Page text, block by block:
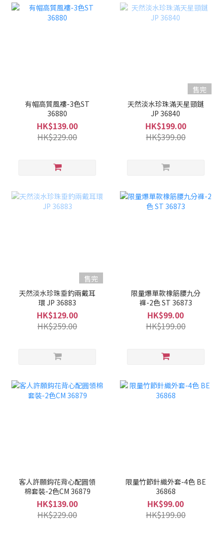
有帽高質風褸-3色ST
36880
HK$139.00
HK$229.00
售完
天然淡水珍珠滿天星頸鏈
JP 36840
HK$199.00
HK$399.00
售完
天然淡水珍珠垂釣兩戴耳
環 JP 36883
HK$129.00
HK$259.00
限量爆單款橡筋腰九分
褲-2色 ST 36873
HK$99.00
HK$199.00
客人許願鈎花背心配圓領
棉套裝-2色CM 36879
HK$139.00
HK$229.00
限量竹節針織外套-4色 BE
36868
HK$99.00
HK$199.00